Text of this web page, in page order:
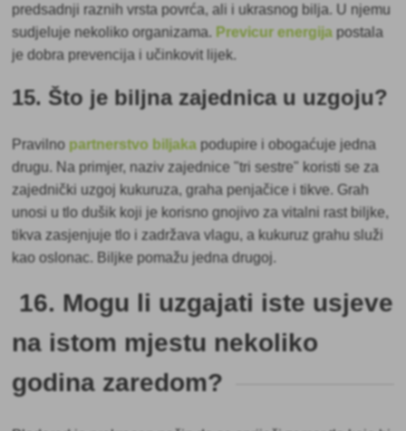
predsadnji raznih vrsta povrća, ali i ukrasnog bilja. U njemu
sudjeluje nekoliko organizama. Previcur energija postala
je dobra prevencija i učinkovit lijek.
15. Što je biljna zajednica u uzgoju?
Pravilno partnerstvo biljaka podupire i obogaćuje jedna
drugu. Na primjer, naziv zajednice "tri sestre" koristi se za
zajednički uzgoj kukuruza, graha penjačice i tikve. Grah
unosi u tlo dušik koji je korisno gnojivo za vitalni rast biljke,
tikva zasjenjuje tlo i zadržava vlagu, a kukuruz grahu služi
kao oslonac. Biljke pomažu jedna drugoj.
16. Mogu li uzgajati iste usjeve
na istom mjestu nekoliko
godina zaredom?